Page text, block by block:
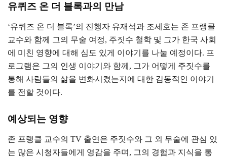
유퀴즈 온 더 블록과의 만남
‘유퀴즈 온 더 블록’의 진행자 유재석과 조세호는 존 프랭클
교수와 함께 그의 무술 여정, 주짓수 철학 및 그가 한국 사회
에 미친 영향에 대해 심도 있게 이야기를 나눌 예정이다. 프
로그램은 그의 인생 이야기와 함께, 그가 어떻게 주짓수를
통해 사람들의 삶을 변화시켰는지에 대한 감동적인 이야기
를 전할 것이다.
예상되는 영향
존 프랭클 교수의 TV 출연은 주짓수와 그 외 무술에 관심 있
는 많은 시청자들에게 영감을 주며, 그의 경험과 지식을 통